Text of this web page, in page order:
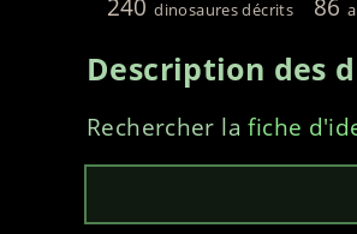
240dinosaures décrits 86
Description des
Rechercher lafiche